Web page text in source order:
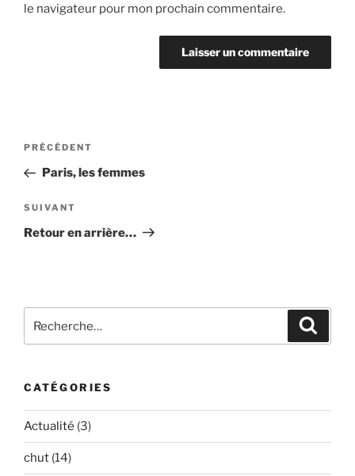
le navigateur pour mon prochain commentaire.
Navigation
l’article
Article
précédent
PRÉCÉDENT
Paris, les femmes
Article
suivant
SUIVANT
Retour en arrière…
pour
CATÉGORIES
Actualité (3)
chut (14)